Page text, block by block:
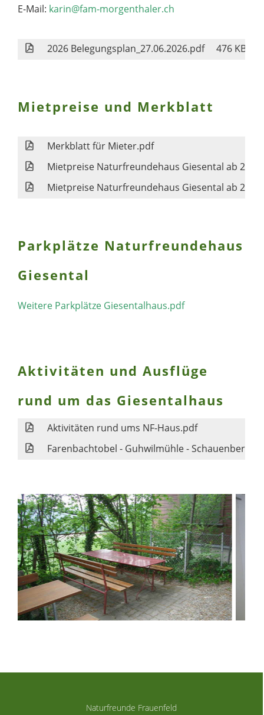
E-Mail: karin@fam-morgenthaler.ch
2026 Belegungsplan_27.06.2026.pdf 476 KB
Mietpreise und Merkblatt
Merkblatt für Mieter.pdf
Mietpreise Naturfreundehaus Giesental ab
Mietpreise Naturfreundehaus Giesental ab
Parkplätze Naturfreundehaus
Giesental
Weitere Parkplätze Giesentalhaus.pdf
Aktivitäten und Ausflüge
rund um das Giesentalhaus
Aktivitäten rund ums NF-Haus.pdf
Farenbachtobel - Guhwilmühle - Schauenberg
Naturfreunde Frauenfeld